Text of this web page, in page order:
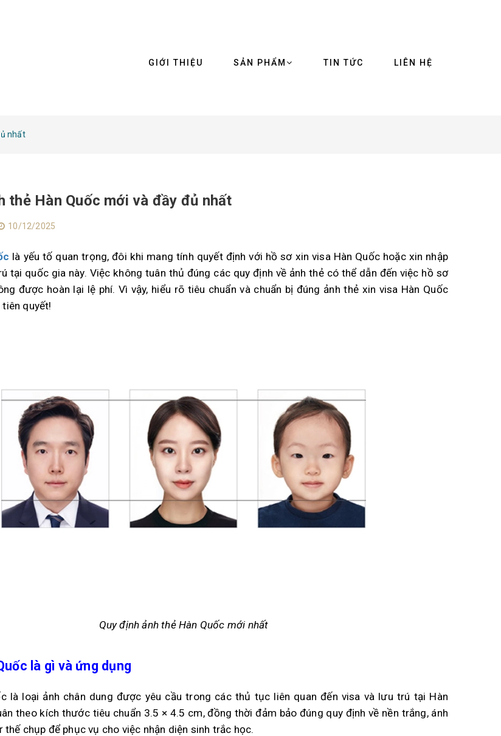
GIỚI THIỆU SẢN PHẨM TIN TỨC LIÊN HỆ
nhất
thẻ Hàn Quốc mới và đầy đủ nhất
10/12/2025
là yếu tố quan trọng, đôi khi mang tính quyết định với hồ sơ xin visa Hàn Quốc hoặc xin nhập
tại quốc gia này. Việc không tuân thủ đúng các quy định về ảnh thẻ có thể dẫn đến việc hồ sơ
được hoàn lại lệ phí. Vì vậy, hiểu rõ tiêu chuẩn và chuẩn bị đúng ảnh thẻ xin visa Hàn Quốc
quyết!
Quy định ảnh thẻ Hàn Quốc mới nhất
là gì và ứng dụng
là loại ảnh chân dung được yêu cầu trong các thủ tục liên quan đến visa và lưu trú tại Hàn
theo kích thước tiêu chuẩn 3.5 × 4.5 cm, đồng thời đảm bảo đúng quy định về nền trắng, ánh
thế chụp để phục vụ cho việc nhận diện sinh trắc học.